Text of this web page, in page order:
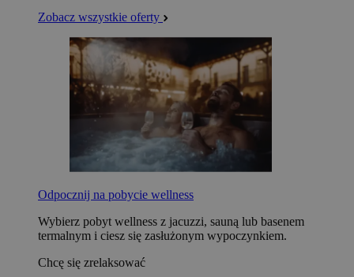
Zobacz wszystkie oferty
Odpocznij na pobycie wellness
Wybierz pobyt wellness z jacuzzi, sauną lub basenem
termalnym i ciesz się zasłużonym wypoczynkiem.
Chcę się zrelaksować